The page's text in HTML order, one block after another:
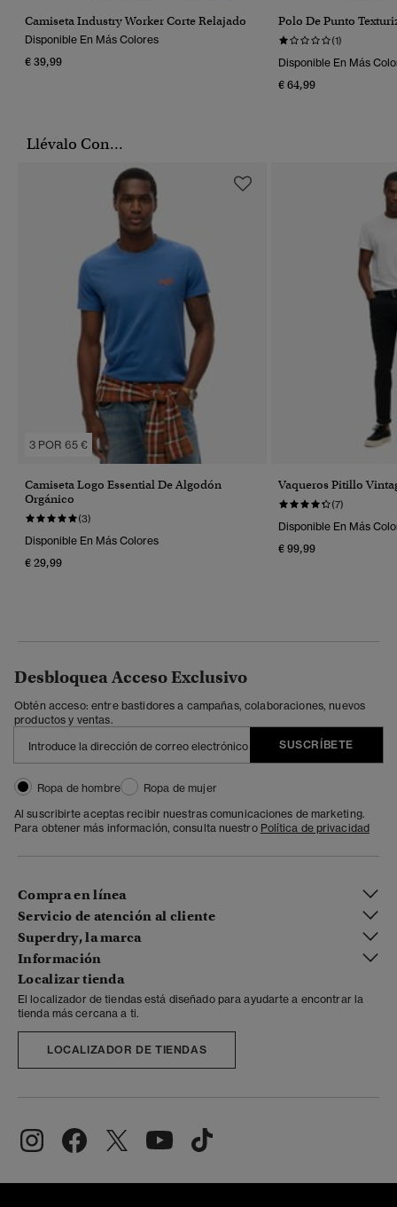
Camiseta Industry Worker Corte Relajado
Disponible En Más Colores
€ 39,99
Polo De Punto
(1)
Disponible En Más
€ 64,99
Llévalo Con...
3 POR 65 €
Camiseta Logo Essential De Algodón
Orgánico
(3)
Disponible En Más Colores
€ 29,99
Vaqueros Pitillo
(7)
Disponible En Más
€ 99,99
Desbloquea Acceso Exclusivo
Obtén acceso: entre bastidores a campañas, colaboraciones, nuevos
productos y ventas.
SUSCRÍBETE
Ropa de hombre
Ropa de mujer
Al suscribirte aceptas recibir nuestras comunicaciones de marketing.
Para obtener más información, consulta nuestro Política de privacidad
Compra en línea
Servicio de atención al cliente
Superdry, la marca
Información
Localizar tienda
El localizador de tiendas está diseñado para ayudarte a encontrar la
tienda más cercana a ti.
LOCALIZADOR DE TIENDAS